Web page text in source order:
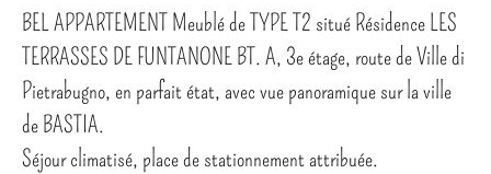
BEL APPARTEMENT Meublé de TYPE T2 situé Résidence LES
TERRASSES DE FUNTANONE BT. A, 3e étage, route de Ville di
Pietrabugno, en parfait état, avec vue panoramique sur la ville
de BASTIA.
Séjour climatisé, place de stationnement attribuée.